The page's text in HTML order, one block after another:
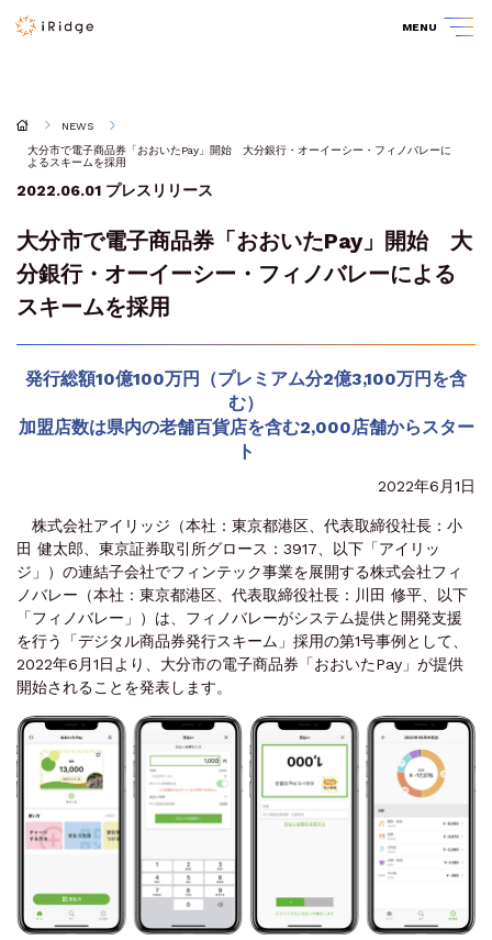
MENU
NEWS
大分市で電子商品券「おおいたPay」開始 大分銀行・オーイーシー・フィノバレーに
よるスキームを採用
2022.06.01 プレスリリース
大分市で電子商品券「おおいたPay」開始 大
分銀行・オーイーシー・フィノバレーによる
スキームを採用
発行総額10億100万円（プレミアム分2億3,100万円を含
む）
加盟店数は県内の老舗百貨店を含む2,000店舗からスター
ト
2022年6月1日
株式会社アイリッジ（本社：東京都港区、代表取締役社長：小
田 健太郎、東京証券取引所グロース：3917、以下「アイリッ
ジ」）の連結子会社でフィンテック事業を展開する株式会社フィ
ノバレー（本社：東京都港区、代表取締役社長：川田 修平、以下
「フィノバレー」）は、フィノバレーがシステム提供と開発支援
を行う「デジタル商品券発行スキーム」採用の第1号事例として、
2022年6月1日より、大分市の電子商品券「おおいたPay」が提供
開始されることを発表します。